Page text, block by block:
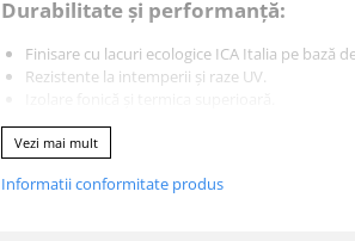
Durabilitate și performanță:
Finisare cu lacuri ecologice ICA Italia pe bază
Rezistente la intemperii și raze UV.
Etanșare perfectă a sticlei cu silicon neutral.
Siguranță și personalizare:
Vezi mai mult
Informatii conformitate produs